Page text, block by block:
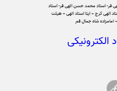
فر- استاد محمد حسن الهی فر- استاد
الهی کرج – ایتا استاد الهی – هیئت
شاه جمال قم